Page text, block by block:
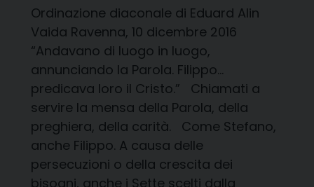
Ordinazione diaconale di Eduard Alin
Vaida Ravenna, 10 dicembre 2016
“Andavano di luogo in luogo,
annunciando la Parola. Filippo…
predicava loro il Cristo.” Chiamati a
servire la mensa della Parola, della
preghiera, della carità. Come Stefano,
anche Filippo. A causa delle
persecuzioni o della crescita dei
bisogni, anche i Sette scelti dalla